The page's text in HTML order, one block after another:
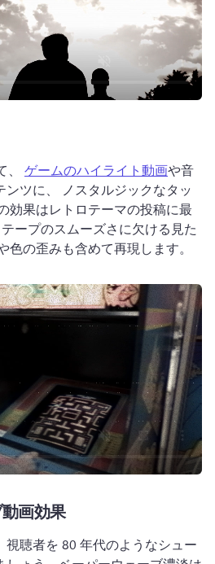
、 ゲームのハイライト動画や音
ツに、 ノスタルジックなタッ
効果はレトロテーマの投稿に最
ープのスムーズさに欠ける見た
色の歪みも含めて再現します。
画効果
視聴者を 80 年代のようなシュー